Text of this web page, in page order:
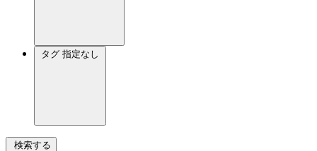
タグ 指定なし
検索する